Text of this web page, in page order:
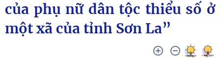
của phụ nữ dân tộc thiểu số ở
một xã của tỉnh Sơn La”